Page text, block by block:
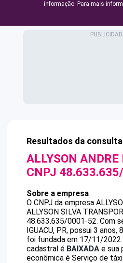
informação. Para mais
Resultados da
ALLYSON ANDRE
CNPJ
Sobre a empresa
O CNPJ da empresa
ALLYSON SILVA
48.633.635/0001-52. Com
IGUACU, PR, possui 3 anos,
foi fundada em 17/11/2022.
cadastral é BAIXADA e sua
econômica é Serviço de táxi.